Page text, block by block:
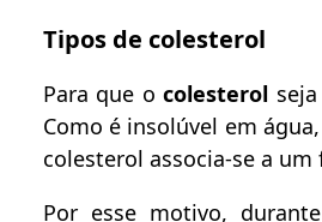
Tipos de colesterol
Para que ocolesterol
Como é insolúvel em
colesterol associa-se a
Por esse motivo,